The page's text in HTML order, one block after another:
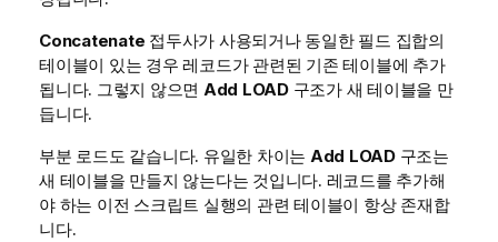
Concatenate 접두사가 사용되거나 동일한 필드 집합의
테이블이 있는 경우 레코드가 관련된 기존 테이블에 추가
됩니다. 그렇지 않으면 Add LOAD구조가 새 테이블을 만
듭니다.
부분 로드도 같습니다. 유일한 차이는 Add LOAD구조는
새 테이블을 만들지 않는다는 것입니다. 레코드를 추가해
야 하는 이전 스크립트 실행의 관련 테이블이 항상 존재합
니다.